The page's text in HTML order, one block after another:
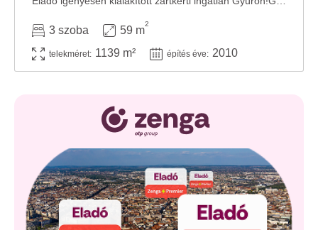
3 szoba 59 m
2
telekméret: 1139 m² építés éve: 2010